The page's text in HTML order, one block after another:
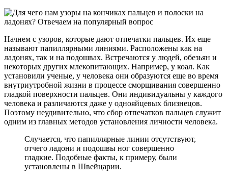
Начнем с узоров, которые дают отпечатки пальцев. Их еще
называют папиллярными линиями. Расположены как на
ладонях, так и на подошвах. Встречаются у людей, обезьян и
некоторых других млекопитающих. Например, у коал. Как
установили ученые, у человека они образуются еще во время
внутриутробной жизни в процессе сморщивания совершенно
гладкой поверхности пальцев. Они индивидуальны у каждого
человека и различаются даже у однояйцевых близнецов.
Поэтому неудивительно, что сбор отпечатков пальцев служит
одним из главных методов установления личности человека.
Случается, что папиллярные линии отсутствуют,
отчего ладони и подошвы ног совершенно
гладкие. Подобные факты, к примеру, были
установлены в Швейцарии.